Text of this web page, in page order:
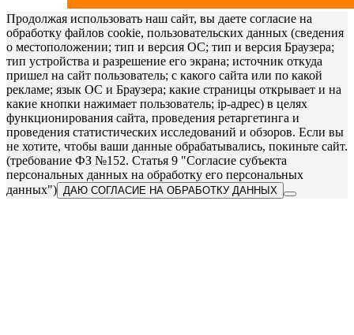
Продолжая использовать наш сайт, вы даете согласие на
обработку файлов cookie, пользовательских данных (сведения
о местоположении; тип и версия ОС; тип и версия Браузера;
тип устройства и разрешение его экрана; источник откуда
пришел на сайт пользователь; с какого сайта или по какой
рекламе; язык ОС и Браузера; какие страницы открывает и на
какие кнопки нажимает пользователь; ip-адрес) в целях
функционирования сайта, проведения ретаргетинга и
проведения статистических исследований и обзоров. Если вы
не хотите, чтобы ваши данные обрабатывались, покиньте сайт.
(требование ФЗ №152. Статья 9 "Согласие субъекта
персональных данных на обработку его персональных
данных") ДАЮ СОГЛАСИЕ НА ОБРАБОТКУ ДАННЫХ